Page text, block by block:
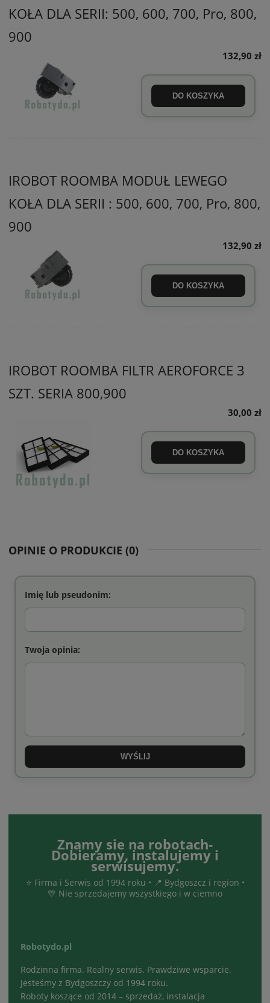
KOŁA DLA SERII: 500, 600, 700, Pro, 800,
900
132,90 zł
DO KOSZYKA
IROBOT ROOMBA MODUŁ LEWEGO
KOŁA DLA SERII : 500, 600, 700, Pro, 800,
900
132,90 zł
DO KOSZYKA
IROBOT ROOMBA FILTR AEROFORCE 3
SZT. SERIA 800,900
30,00 zł
DO KOSZYKA
OPINIE O PRODUKCIE (0)
Imię lub pseudonim:
Twoja opinia:
WYŚLIJ
Znamy sie na robotach-
Dobieramy, instalujemy i
serwisujemy.
⭐ Firma i Serwis od 1994 roku • 📍 Bydgoszcz i region •
💛 Nie sprzedajemy wszystkiego i w ciemno
Robotydo.pl
Rodzinna firma. Realny serwis. Prawdziwe wsparcie.
Jesteśmy z Bydgoszczy od 1994 roku.
Roboty koszące od 2014 – sprzedaż, instalacja